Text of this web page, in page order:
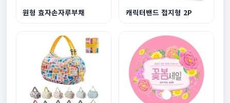
원형 효자손자루부채 캐릭터밴드 접지형 2P